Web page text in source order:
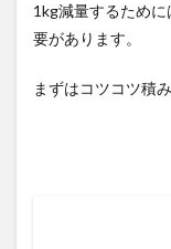
1kg減量するため
要があります。
まずはコツコツ積